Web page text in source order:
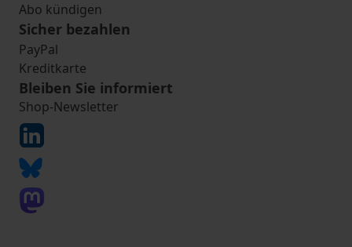
Abo kündigen
Sicher bezahlen
PayPal
Kreditkarte
Bleiben Sie informiert
Shop-Newsletter